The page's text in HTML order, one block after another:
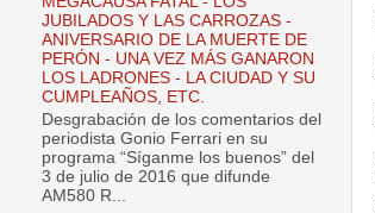
JUBILADOS Y LAS CARROZAS -
ANIVERSARIO DE LA MUERTE DE
PERÓN - UNA VEZ MÁS GANARON
LOS LADRONES - LA CIUDAD Y SU
CUMPLEAÑOS, ETC.
Desgrabación de los comentarios del
periodista Gonio Ferrari en su
programa “Síganme los buenos” del
3 de julio de 2016 que difunde
AM580 R...